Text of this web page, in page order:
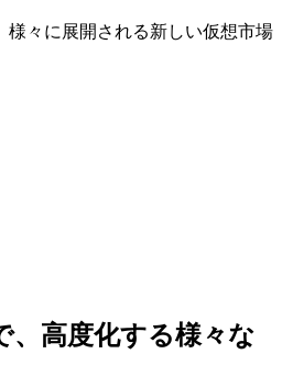
々に展開される新しい仮想市場
高度化する様々な